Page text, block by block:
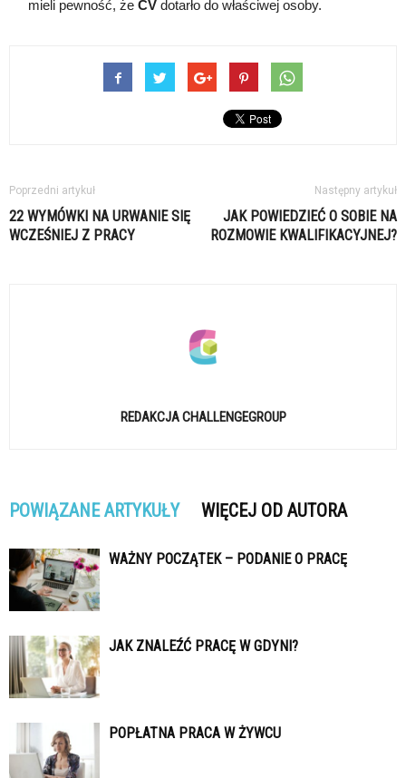
mieli pewność, że CV dotarło do właściwej osoby.
Poprzedni artykuł
22 WYMÓWKI NA URWANIE SIĘ
WCZEŚNIEJ Z PRACY
Następny artykuł
JAK POWIEDZIEĆ O SOBIE NA
ROZMOWIE KWALIFIKACYJNEJ?
REDAKCJA CHALLENGEGROUP
POWIĄZANE ARTYKUŁY WIĘCEJ OD AUTORA
WAŻNY POCZĄTEK – PODANIE O PRACĘ
JAK ZNALEŹĆ PRACĘ W GDYNI?
POPŁATNA PRACA W ŻYWCU